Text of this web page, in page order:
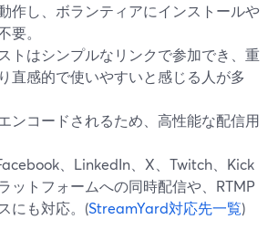
作し、ボランティアにインストールや
要。
トはシンプルなリンクで参加でき、重
直感的で使いやすいと感じる人が多
ンコードされるため、高性能な配信用
、LinkedIn、X、Twitch、Kick
ットフォームへの同時配信や、RTMP
にも対応。(StreamYard対応先一覧)